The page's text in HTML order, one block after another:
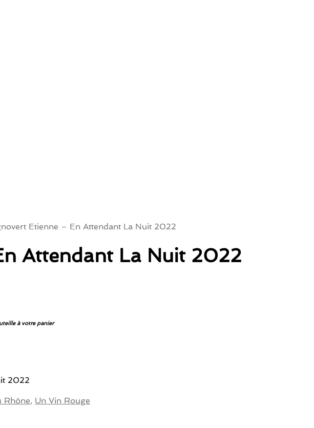
Etienne – En Attendant La Nuit 2022
Attendant La Nuit 2022
à votre panier
2022
Rhône, Un Vin Rouge